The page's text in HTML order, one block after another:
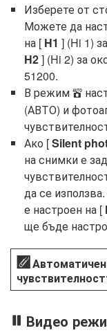
Изберете от
Можете да
на [ H1 ] (Hi 1)
H2] (Hi 2) за
51200.
В режим b
(АВТО) и
Ако [Silent
на снимки е
да се
е настроен на [
ще бъде
Видео